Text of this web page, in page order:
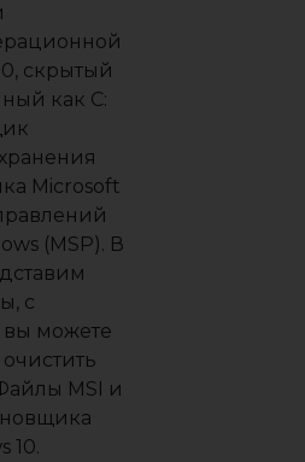
скрытый
как C:
Microsoft
(MSP). В
с
можете
MSI и
10.